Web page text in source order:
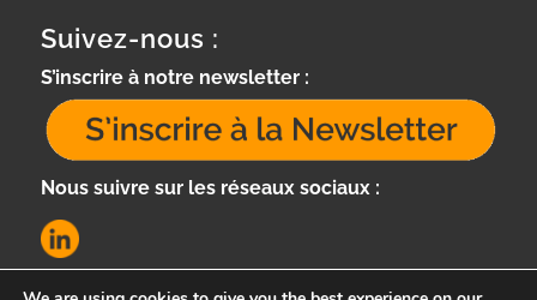
Suivez-nous :
S’inscrire à notre newsletter :
Nous suivre sur les réseaux sociaux :